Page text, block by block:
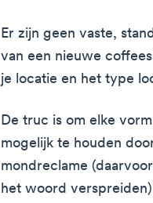
Er zijn geen vaste,
van een nieuwe
je locatie en het type
De truc is om elke
mogelijk te houden
mondreclame
het woord